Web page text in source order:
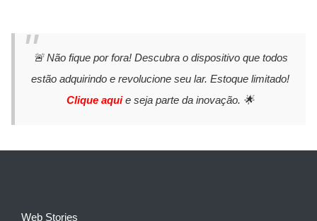
🚨 Não fique por fora! Descubra o dispositivo que todos
estão adquirindo e revolucione seu lar. Estoque limitado!
Clique aquie seja parte da inovação. 🌟
Web Stories